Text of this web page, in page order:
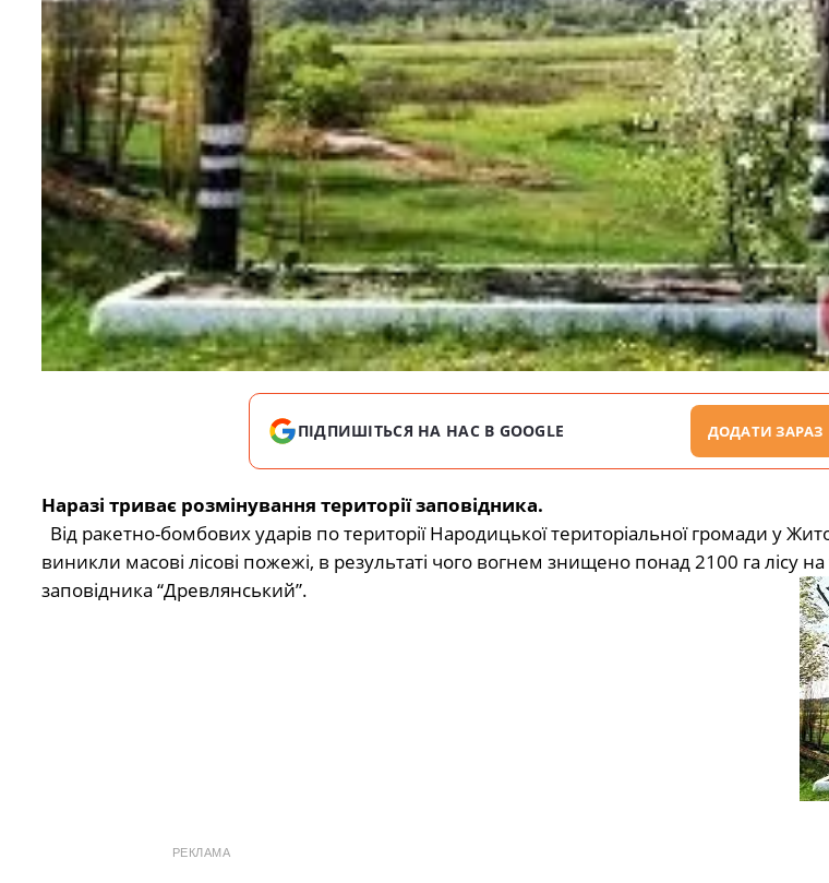
ПІДПИШІТЬСЯ НА НАС В GOOGLE ДОДАТИ ЗАРАЗ
Наразі триває розмінування території заповідника.
Від ракетно-бомбових ударів по території Народицької територіальної громади у
виникли масові лісові пожежі, в результаті чого вогнем знищено понад 2100 га лісу
заповідника “Древлянський”.
РЕКЛАМА